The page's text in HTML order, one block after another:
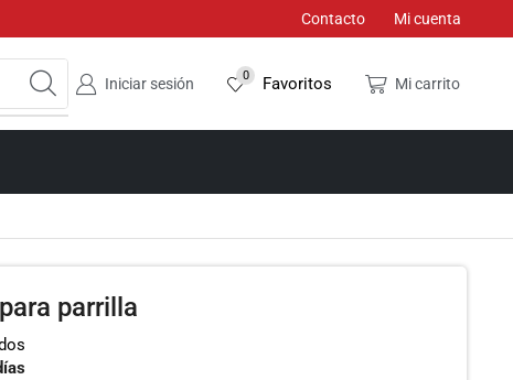
Contacto Mi cuenta
Iniciar sesión 0 Favoritos Mi carrito
parrilla